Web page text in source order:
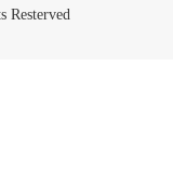
Resterved